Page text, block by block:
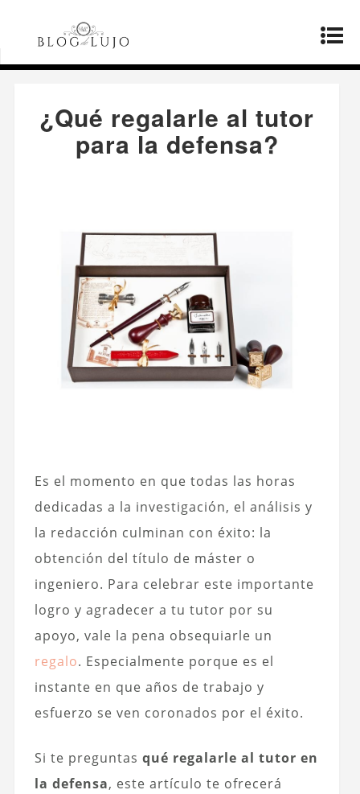
Página principal
¿Qué regalarle al
tutor para la defensa?
¿Qué regalarle al tutor
para la defensa?
Es el momento en que todas las horas
dedicadas a la investigación, el análisis y
la redacción culminan con éxito: la
obtención del título de máster o
ingeniero. Para celebrar este importante
logro y agradecer a tu tutor por su
apoyo, vale la pena obsequiarle un
regalo. Especialmente porque es el
instante en que años de trabajo y
esfuerzo se ven coronados por el éxito.
Si te preguntas qué regalarle al tutor en
la defensa, este artículo te ofrecerá